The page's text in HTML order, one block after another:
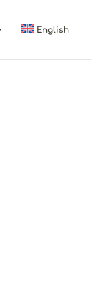
English